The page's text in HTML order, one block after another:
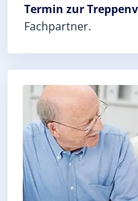
Termin zur
Fachpartner.
Exaktes Aufmaß in